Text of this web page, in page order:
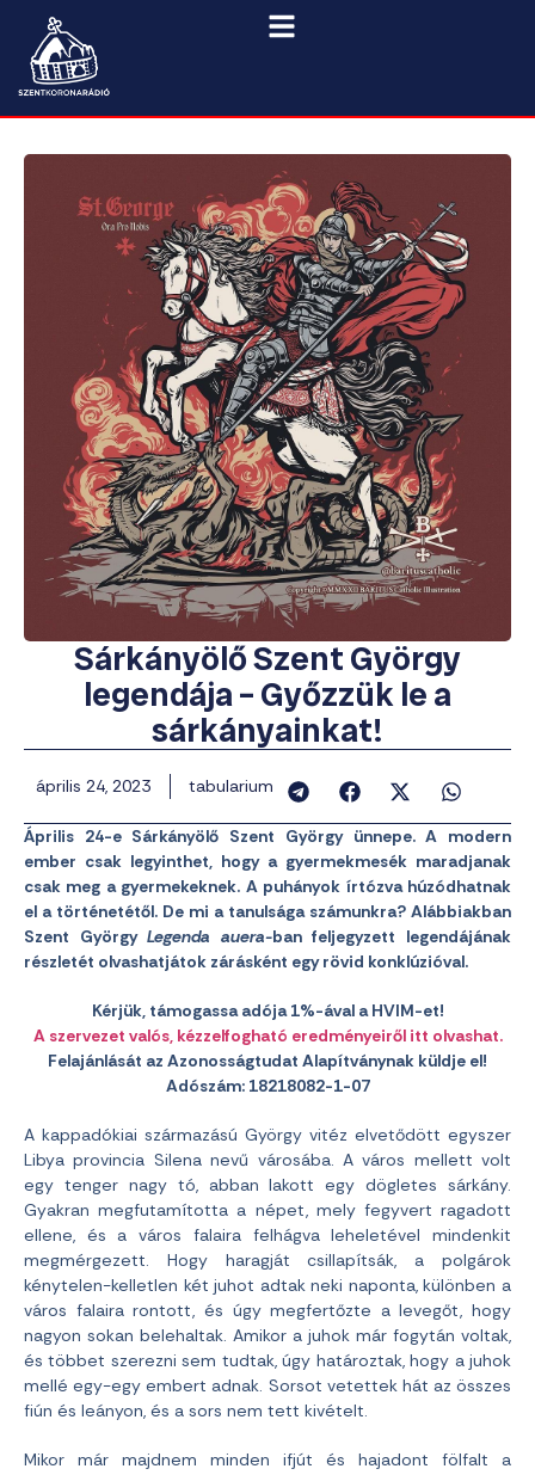
Sárkányölő Szent György
legendája – Győzzük le a
sárkányainkat!
április 24, 2023 tabularium
Április 24-e Sárkányölő Szent György ünnepe. A modern
ember csak legyinthet, hogy a gyermekmesék maradjanak
csak meg a gyermekeknek. A puhányok írtózva húzódhatnak
el a történetétől. De mi a tanulsága számunkra? Alábbiakban
Szent GyörgyLegenda auera-ban feljegyzett legendájának
részletét olvashatjátok zárásként egy rövid konklúzióval.
Kérjük, támogassa adója 1%-ával a HVIM-et!
A szervezet valós, kézzelfogható eredményeiről itt olvashat.
Felajánlását az Azonosságtudat Alapítványnak küldje el!
Adószám: 18218082-1-07
A kappadókiai származású György vitéz elvetődött egyszer
Libya provincia Silena nevű városába. A város mellett volt
egy tenger nagy tó, abban lakott egy dögletes sárkány.
Gyakran megfutamította a népet, mely fegyvert ragadott
ellene, és a város falaira felhágva leheletével mindenkit
megmérgezett. Hogy haragját csillapítsák, a polgárok
kénytelen-kelletlen két juhot adtak neki naponta, különben a
város falaira rontott, és úgy megfertőzte a levegőt, hogy
nagyon sokan belehaltak. Amikor a juhok már fogytán voltak,
és többet szerezni sem tudtak, úgy határoztak, hogy a juhok
mellé egy-egy embert adnak. Sorsot vetettek hát az összes
fiún és leányon, és a sors nem tett kivételt.
Mikor már majdnem minden ifjút és hajadont fölfalt a